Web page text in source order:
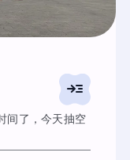
read_more
间了，今天抽空